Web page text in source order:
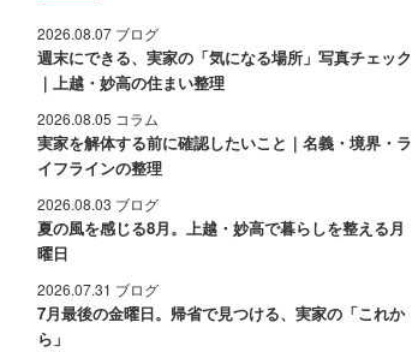
2026.08.07 ブログ
週末にできる、実家の「気になる場所」写真チェック
｜上越・妙高の住まい整理
2026.08.05 コラム
実家を解体する前に確認したいこと｜名義・境界・ラ
イフラインの整理
2026.08.03 ブログ
夏の風を感じる8月。上越・妙高で暮らしを整える月
曜日
2026.07.31 ブログ
7月最後の金曜日。帰省で見つける、実家の「これか
ら」